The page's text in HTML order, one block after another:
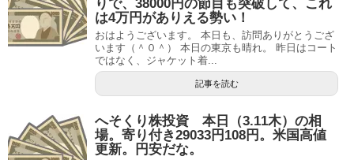
りで、38000円の節目も突破して、これ
は4万円がありえる勢い！
おはようございます。 本日も、訪問ありがとうござ
います（＾０＾） 本日の東京も晴れ。 昨日はコート
ではなく、ジャケット着...
記事を読む
へそくり株投資 本日（3.11木）の相
場。寄り付き29033円108円。米国高値
更新。円安だな。